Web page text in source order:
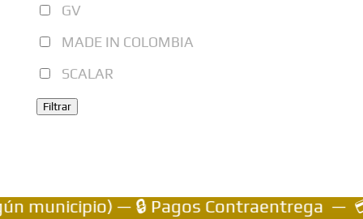
GV
MADE IN COLOMBIA
SCALAR
Filtrar
— 🔒 Pagos Contraentrega — 💳